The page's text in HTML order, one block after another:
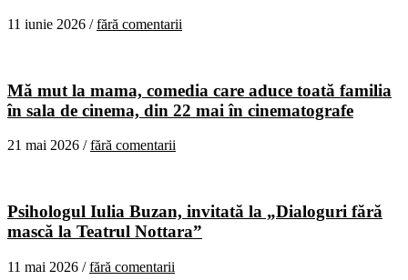
11 iunie 2026 /fără comentarii
Mă mut la mama, comedia care aduce toată familia
în sala de cinema, din 22 mai în cinematografe
21 mai 2026 /fără comentarii
Psihologul Iulia Buzan, invitată la „Dialoguri fără
mască la Teatrul Nottara”
11 mai 2026 /fără comentarii